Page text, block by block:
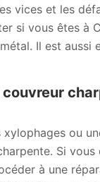
vices et les
si vous êtes à
Il est aussi
ou
Si
à une